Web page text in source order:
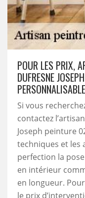
POUR LES PRIX,
DUFRESNE
Si vous
contactez
Joseph peinture
techniques et les
perfection la
en intérieur
en longueur.
le prix